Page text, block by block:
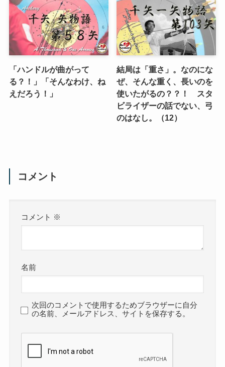
「ハンドルが曲がって
る？！」「そんなわけ、ね
えだろう！」
結局は「重さ」。なのにな
ぜ、そんな重く、長いのを
使いたがるの？？！ スタ
ビライザーの話でない、弓
のはなし。（12）
コメント
コメント ※
名前
次回のコメントで使用するためブラウザーに自分
の名前、メールアドレス、サイトを保存する。